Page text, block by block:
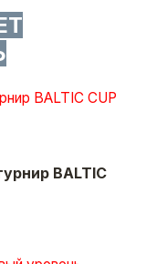
BALTIC